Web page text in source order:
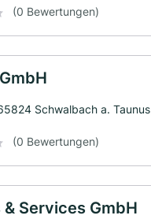
(0 Bewertungen)
Schwalbach a. Taunus
(0 Bewertungen)
& Services GmbH